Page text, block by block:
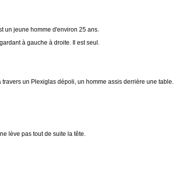
un jeune homme d'environ 25 ans.
à gauche à droite. Il est seul.
un Plexiglas dépoli, un homme assis derrière une table.
lève pas tout de suite la tête.